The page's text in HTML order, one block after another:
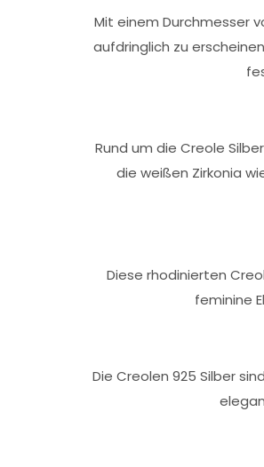
Mit einem Durchmesser
aufdringlich zu
Rund um die Creole
die weißen Zirkonia
Diese rhodinierten
feminine
Die Creolen 925 Silber